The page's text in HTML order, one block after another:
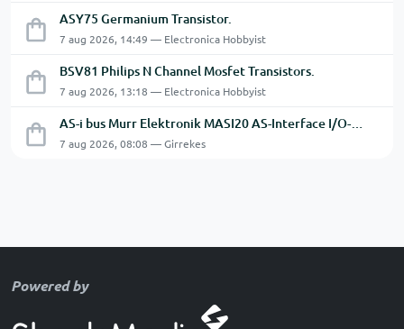
ASY75 Germanium Transistor.
7 aug 2026, 14:49 — Electronica Hobbyist
BSV81 Philips N Channel Mosfet Transistors.
7 aug 2026, 13:18 — Electronica Hobbyist
AS-i bus Murr Elektronik MASI20 AS-Interface I/O-module 56440
7 aug 2026, 08:08 — Girrekes
Powered by